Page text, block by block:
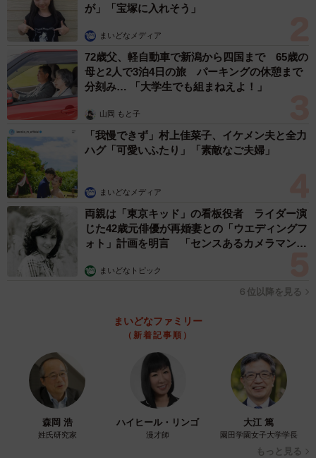
が」「宝塚に入れそう」
まいどなメディア
72歳父、軽自動車で新潟から四国まで 65歳の
母と2人で3泊4日の旅 パーキングの休憩まで
分刻み… 「大学生でも組まねえよ！」
山岡 もと子
「我慢できず」村上佳菜子、イケメン夫と全力
ハグ「可愛いふたり」「素敵なご夫婦」
まいどなメディア
両親は「東京キッド」の看板役者 ライダー演
じた42歳元俳優が再婚妻との「ウエディングフ
ォト」計画を明言 「センスあるカメラマン求
まいどなトピック
６位以降を見る
まいどなファミリー
（新着記事順）
森岡 浩
姓氏研究家
ハイヒール・リンゴ
漫才師
大江 篤
園田学園女子大学学長
もっと見る